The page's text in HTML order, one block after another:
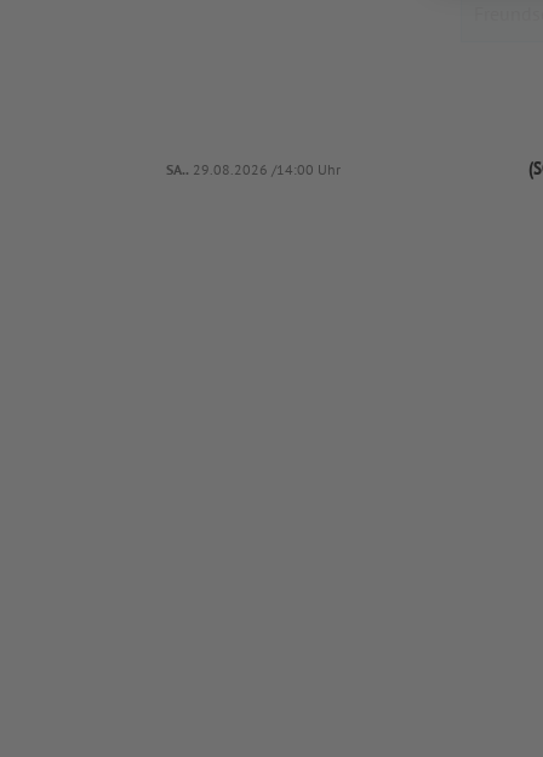
SA.. 29.08.2026 /14:00 Uhr